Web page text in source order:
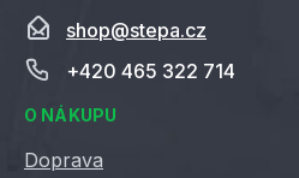
shop@stepa.cz
+420 465 322 714
O NÁKUPU
Doprava